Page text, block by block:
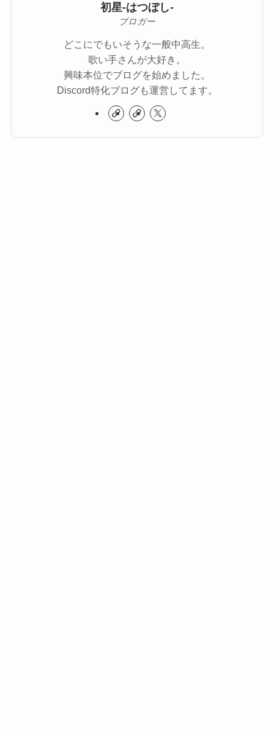
初星-はつぼし-
ブロガー
どこにでもいそうな一般中高生。
歌い手さんが大好き。
興味本位でブログを始めました。
Discord特化ブログも運営してます。